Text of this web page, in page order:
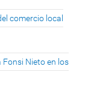
comercio local
Fonsi Nieto en los